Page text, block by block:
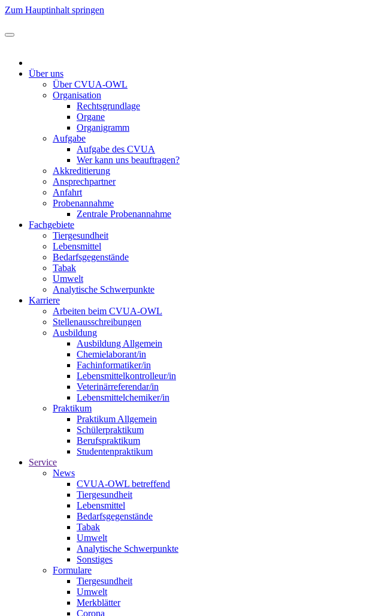
Zum Hauptinhalt springen
Über uns
Über CVUA-OWL
Organisation
Rechtsgrundlage
Organe
Organigramm
Aufgabe
Aufgabe des CVUA
Wer kann uns beauftragen?
Akkreditierung
Ansprechpartner
Anfahrt
Probenannahme
Zentrale Probenannahme
Fachgebiete
Tiergesundheit
Lebensmittel
Bedarfsgegenstände
Tabak
Umwelt
Analytische Schwerpunkte
Karriere
Arbeiten beim CVUA-OWL
Stellenausschreibungen
Ausbildung
Ausbildung Allgemein
Chemielaborant/in
Fachinformatiker/in
Lebensmittelkontrolleur/in
Veterinärreferendar/in
Lebensmittelchemiker/in
Praktikum
Praktikum Allgemein
Schülerpraktikum
Berufspraktikum
Studentenpraktikum
Service
News
CVUA-OWL betreffend
Tiergesundheit
Lebensmittel
Bedarfsgegenstände
Tabak
Umwelt
Analytische Schwerpunkte
Sonstiges
Formulare
Tiergesundheit
Umwelt
Merkblätter
Corona